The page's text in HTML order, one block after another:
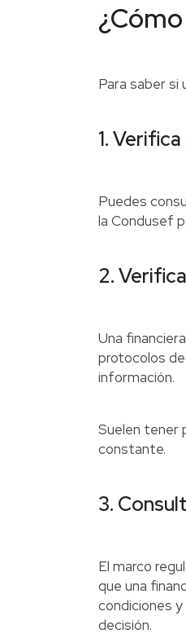
Para saber
1.
Puedes
la Condusef
2.
Una
protocolos
información.
Suelen tener
constante.
3.
El marco
que una
condiciones
decisión.